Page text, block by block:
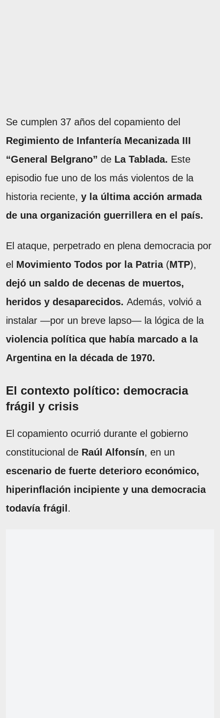
Se cumplen 37 años del copamiento del
Regimiento de Infantería Mecanizada III
“General Belgrano” de La Tablada. Este
episodio fue uno de los más violentos de la
historia reciente, y la última acción armada
de una organización guerrillera en el país.
El ataque, perpetrado en plena democracia por
el Movimiento Todos por la Patria(MTP),
dejó un saldo de decenas de muertos,
heridos y desaparecidos. Además, volvió a
instalar —por un breve lapso— la lógica de la
violencia política que había marcado a la
Argentina en la década de 1970.
El contexto político: democracia
frágil y crisis
El copamiento ocurrió durante el gobierno
constitucional de Raúl Alfonsín, en un
escenario de fuerte deterioro económico,
hiperinflación incipiente y una democracia
todavía frágil .